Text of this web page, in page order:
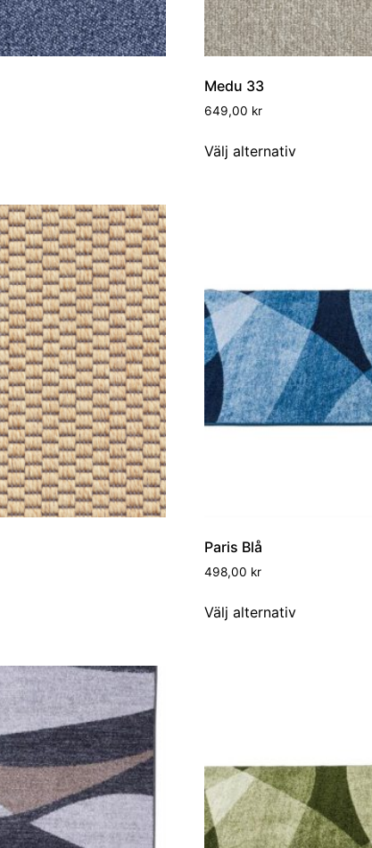
Medu 33
649,00 kr
Välj alternativ
Paris Blå
498,00 kr
Välj alternativ